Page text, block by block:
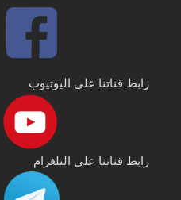
رابط قناتنا على اليوتيوب
رابط قناتنا على التلغرام